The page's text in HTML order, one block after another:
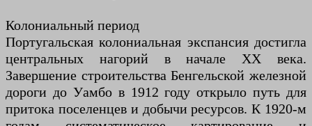
Колониальный период
Португальская колониальная экспансия достигла
центральных нагорий в начале XX века.
Завершение строительства Бенгельской железной
дороги до Уамбо в 1912 году открыло путь для
притока поселенцев и добычи ресурсов. К 1920-м